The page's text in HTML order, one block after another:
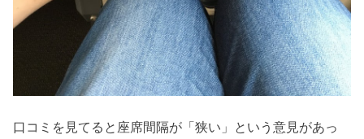
口コミを見てると座席間隔が「狭い」という意見があっ